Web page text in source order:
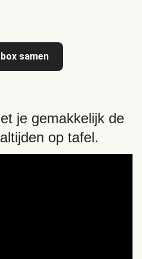
samen
je gemakkelijk de
op tafel.